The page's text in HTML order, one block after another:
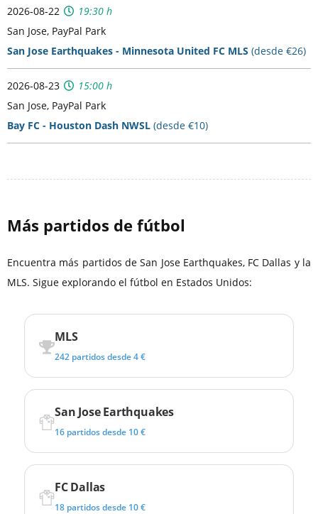
2026-08-22
19:30 h
San Jose, PayPal Park
San Jose Earthquakes - Minnesota United FC MLS (desde €26)
2026-08-23
15:00 h
San Jose, PayPal Park
Bay FC - Houston Dash NWSL (desde €10)
Más partidos de fútbol
Encuentra más partidos de San Jose Earthquakes, FC Dallas y la
MLS. Sigue explorando el fútbol en Estados Unidos:
MLS
242 partidos desde 4 €
San Jose Earthquakes
16 partidos desde 10 €
FC Dallas
18 partidos desde 10 €